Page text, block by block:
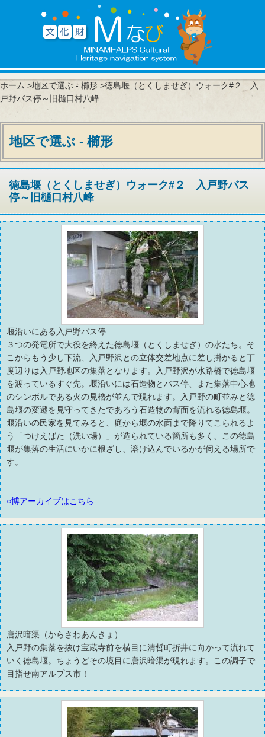
ホーム >地区で選ぶ - 櫛形 >徳島堰（とくしませぎ）ウォーク#２ 入
戸野バス停～旧樋口村八峰
地区で選ぶ - 櫛形
徳島堰（とくしませぎ）ウォーク#２ 入戸野バス
停～旧樋口村八峰
堰沿いにある入戸野バス停
３つの発電所で大役を終えた徳島堰（とくしませぎ）の水たち。そ
こからもう少し下流、入戸野沢との立体交差地点に差し掛かると丁
度辺りは入戸野地区の集落となります。入戸野沢が水路橋で徳島堰
を渡っているすぐ先。堰沿いには石造物とバス停、また集落中心地
のシンボルである火の見櫓が並んで現れます。入戸野の町並みと徳
島堰の変遷を見守ってきたであろう石造物の背面を流れる徳島堰。
堰沿いの民家を見てみると、庭から堰の水面まで降りてこられるよ
う「つけえばた（洗い場）」が造られている箇所も多く、この徳島
堰が集落の生活にいかに根ざし、溶け込んでいるかが伺える場所で
す。
○博アーカイブはこちら
唐沢暗渠（からさわあんきょ）
入戸野の集落を抜け宝蔵寺前を横目に清哲町折井に向かって流れて
いく徳島堰。ちょうどその境目に唐沢暗渠が現れます。この調子で
目指せ南アルプス市！